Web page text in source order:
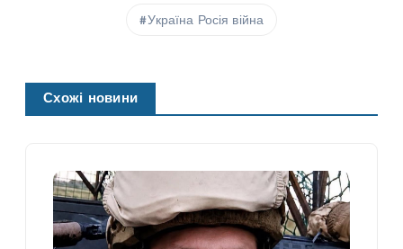
Україна Росія війна
Схожі новини